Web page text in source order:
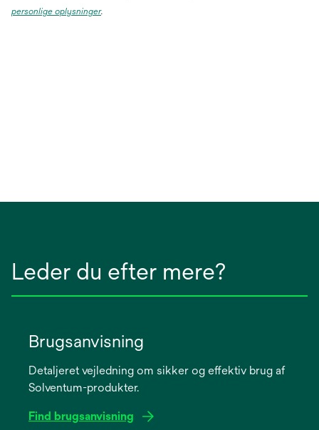
personlige oplysninger.
Leder du efter mere?
Brugsanvisning
Detaljeret vejledning om sikker og effektiv brug af
Solventum-produkter.
Find brugsanvisning